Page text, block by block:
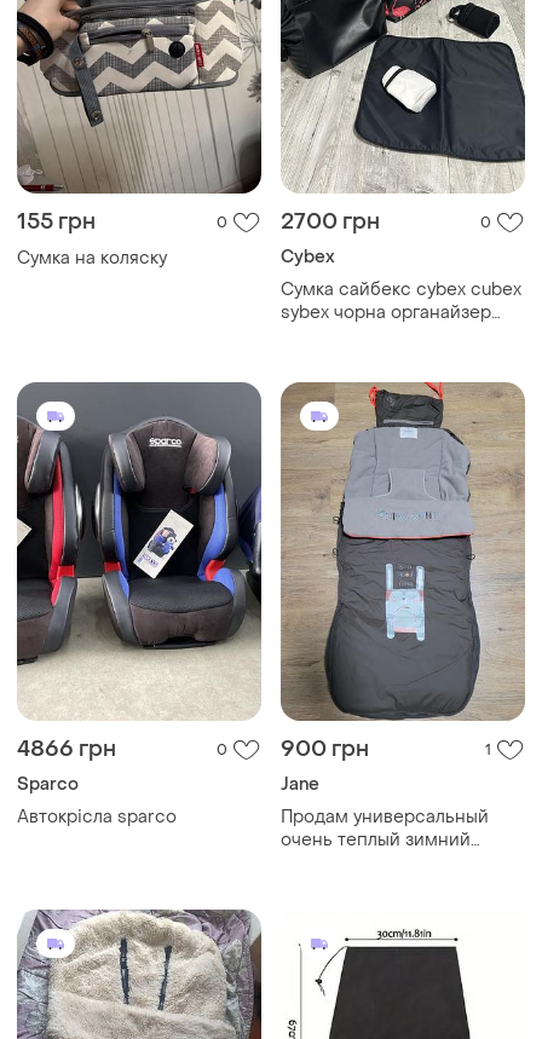
155 грн 0
Сумка на коляску
2700 грн 0
Cybex
Сумка сайбекс cybex cubex
sybex чорна органайзер
4866 грн 0
Sparco
Автокрісла sparco
900 грн 1
Jane
Продам универсальный
очень теплый зимний